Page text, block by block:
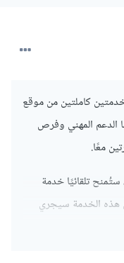
كاملتين من موقع
الدعم المهني وفرص
معًا.
تلقائيًا خدمة
هذه الخدمة سيجري
خبراتك ومهاراتك،